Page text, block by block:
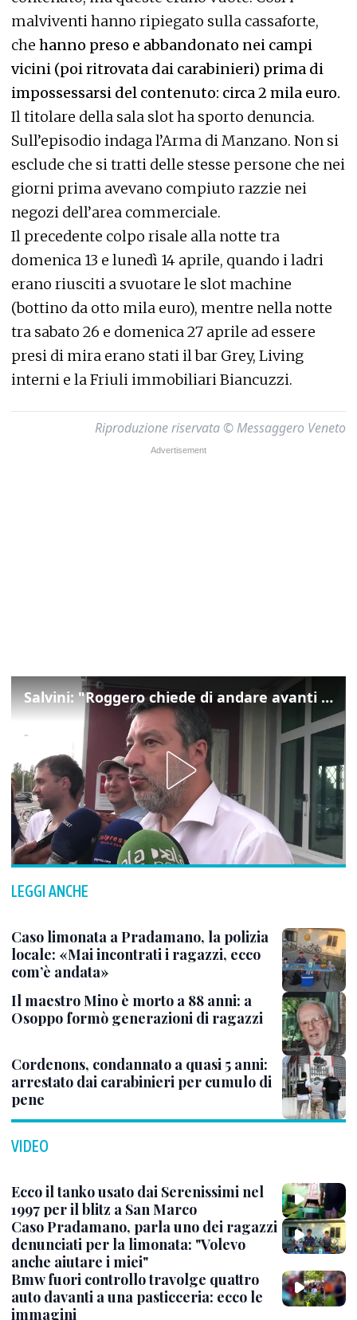
malviventi hanno ripiegato sulla cassaforte,
che hanno preso e abbandonato nei campi
vicini (poi ritrovata dai carabinieri) prima di
impossessarsi del contenuto: circa 2 mila euro.
Il titolare della sala slot ha sporto denuncia.
Sull’episodio indaga l’Arma di Manzano. Non si
esclude che si tratti delle stesse persone che nei
giorni prima avevano compiuto razzie nei
negozi dell’area commerciale.
Il precedente colpo risale alla notte tra
domenica 13 e lunedì 14 aprile, quando i ladri
erano riusciti a svuotare le slot machine
(bottino da otto mila euro), mentre nella notte
tra sabato 26 e domenica 27 aprile ad essere
presi di mira erano stati il bar Grey, Living
interni e la Friuli immobiliari Biancuzzi.
Riproduzione riservata © Messaggero Veneto
Salvini: "Roggero chiede di andare avanti su norma anti-risarcimenti"
LEGGI ANCHE
Caso limonata a Pradamano, la polizia
locale: «Mai incontrati i ragazzi, ecco
com’è andata»
Il maestro Mino è morto a 88 anni: a
Osoppo formò generazioni di ragazzi
Cordenons, condannato a quasi 5 anni:
arrestato dai carabinieri per cumulo di
pene
VIDEO
Ecco il tanko usato dai Serenissimi nel
1997 per il blitz a San Marco
Caso Pradamano, parla uno dei ragazzi
denunciati per la limonata: "Volevo
anche aiutare i miei"
Bmw fuori controllo travolge quattro
auto davanti a una pasticceria: ecco le
immagini